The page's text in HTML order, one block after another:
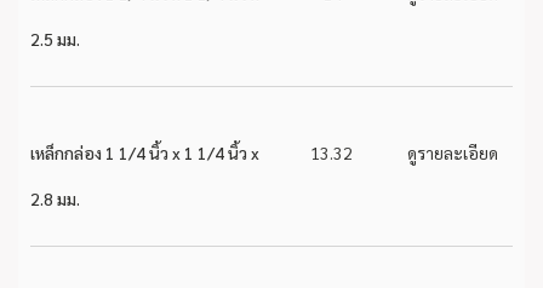
2.5 มม.
เหล็กกล่อง 1 1/4 นิ้ว x 1 1/4 นิ้ว x
2.8 มม.
13.32 ดูรายละเอียด